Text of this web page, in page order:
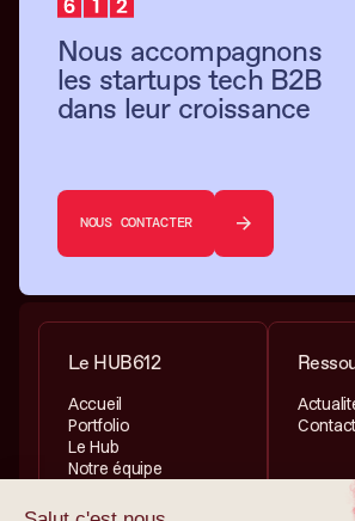
Nous accompagnons
les startups tech B2B
dans leur croissance
NOUS CONTACTER
Le HUB612
Accueil
Portfolio
Le Hub
Notre équipe
Contact